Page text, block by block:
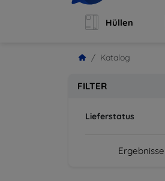
Hüllen
Katalog
FILTER
Lieferstatus
Ergebnisse